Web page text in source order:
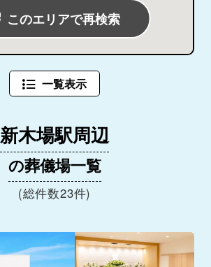
このエリアで再検索
一覧表示
新木場駅周辺
の葬儀場一覧
(総件数23件)